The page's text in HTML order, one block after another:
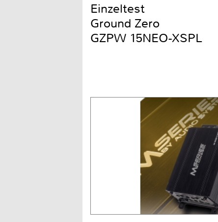
Einzeltest
Ground Zero
GZPW 15NEO-XSPL